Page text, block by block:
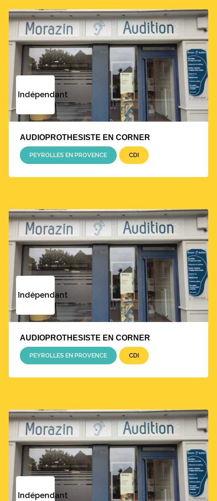
Indépendant
AUDIOPROTHESISTE EN CORNER
PEYROLLES EN PROVENCE CDI
Indépendant
AUDIOPROTHESISTE EN CORNER
PEYROLLES EN PROVENCE CDI
Indépendant